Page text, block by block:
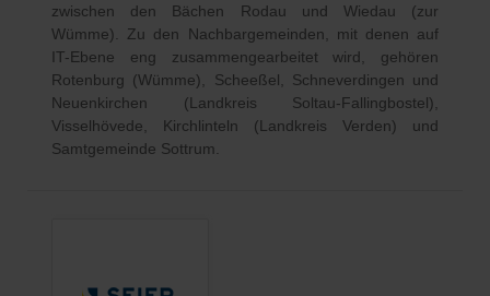
zwischen den Bächen Rodau und Wiedau (zur
Wümme). Zu den Nachbargemeinden, mit denen auf
IT-Ebene eng zusammengearbeitet wird, gehören
Rotenburg (Wümme), Scheeßel, Schneverdingen und
Neuenkirchen (Landkreis Soltau-Fallingbostel),
Visselhövede, Kirchlinteln (Landkreis Verden) und
Samtgemeinde Sottrum.